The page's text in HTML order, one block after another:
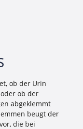
ob der Urin
ob der
abgeklemmt
beugt der
die bei